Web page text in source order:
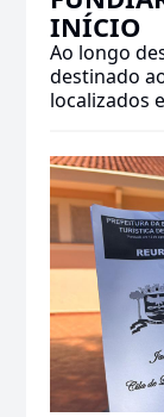
INÍCIO
Ao longo
destinado
localizados